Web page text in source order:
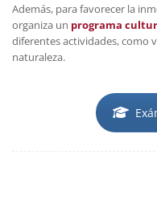
Además, para favorecer la
organiza un programa
diferentes actividades, como
naturaleza.